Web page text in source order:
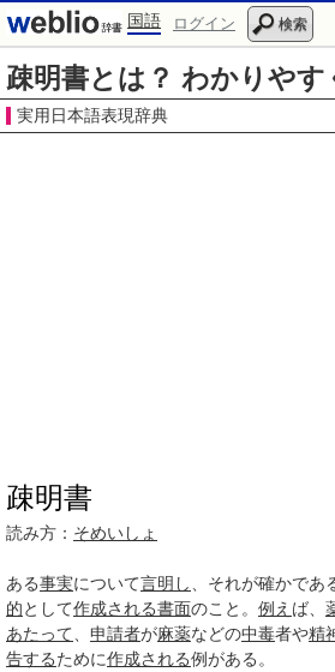
国語 ログイン 検索
疎明書とは？ わかりやす
実用日本語表現辞典
疎明書
読み方： そめいしょ
ある事実について言明し 、それが確かであ
的として作成される書面のこと。 例え ば、
あたって
申請者が麻薬などの中毒者や精
告するために作成される例がある。